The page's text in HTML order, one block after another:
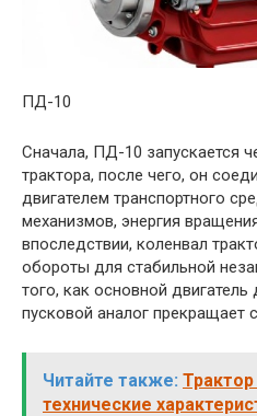
ПД-10
Сначала, ПД-10 запускается
трактора, после чего, он
двигателем транспортного
механизмов, энергия
впоследствии, коленвал
обороты для стабильной
того, как основной
пусковой аналог прекращает
Читайте также:
технические